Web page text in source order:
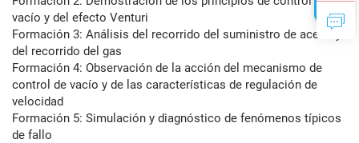
vacío y del efecto Venturi
Formación 3: Análisis del recorrido del suministro de aceite y
del recorrido del gas
Formación 4: Observación de la acción del mecanismo de
control de vacío y de las características de regulación de
velocidad
Formación 5: Simulación y diagnóstico de fenómenos típicos
de fallo